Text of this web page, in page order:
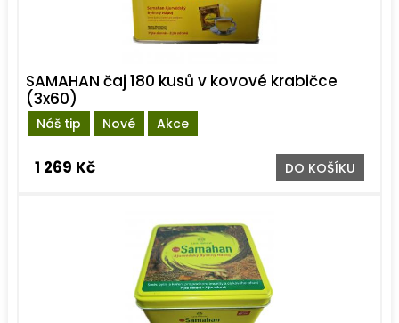
Náš tip Nové Akce
SAMAHAN čaj 180 kusů v kovové krabičce
(3x60)
1 269 Kč DO KOŠÍKU